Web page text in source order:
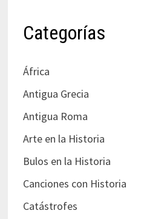
Categorías
África
Antigua Grecia
Antigua Roma
Arte en la Historia
Bulos en la Historia
Canciones con Historia
Catástrofes